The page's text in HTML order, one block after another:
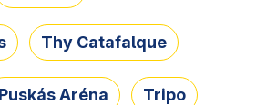
Thy Catafalque
Puskás Aréna Tripo